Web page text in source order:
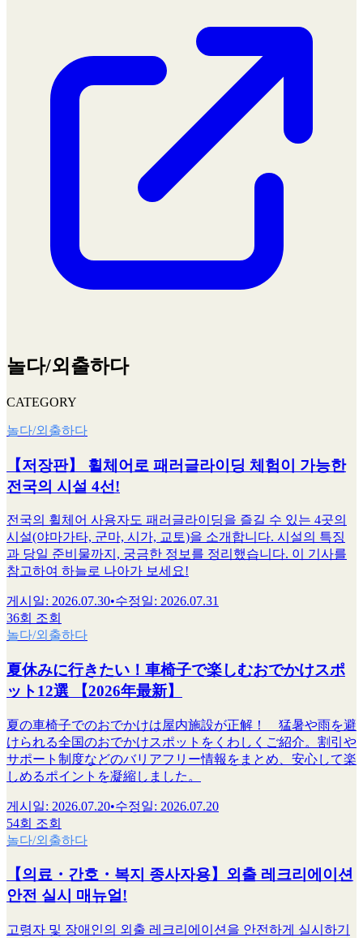
놀다/외출하다
CATEGORY
놀다/외출하다
【저장판】 휠체어로 패러글라이딩 체험이 가능한
전국의 시설 4선!
전국의 휠체어 사용자도 패러글라이딩을 즐길 수 있는 4곳의
시설(야마가타, 군마, 시가, 교토)을 소개합니다. 시설의 특징
과 당일 준비물까지, 궁금한 정보를 정리했습니다. 이 기사를
참고하여 하늘로 나아가 보세요!
게시일: 2026.07.30•수정일: 2026.07.31
36회 조회
놀다/외출하다
夏休みに行きたい！車椅子で楽しむおでかけスポ
ット12選 【2026年最新】
夏の車椅子でのおでかけは屋内施設が正解！ 猛暑や雨を避
けられる全国のおでかけスポットをくわしくご紹介。割引や
サポート制度などのバリアフリー情報をまとめ、安心して楽
しめるポイントを凝縮しました。
게시일: 2026.07.20•수정일: 2026.07.20
54회 조회
놀다/외출하다
【의료・간호・복지 종사자용】외출 레크리에이션
안전 실시 매뉴얼!
고령자 및 장애인의 외출 레크리에이션을 안전하게 실시하기